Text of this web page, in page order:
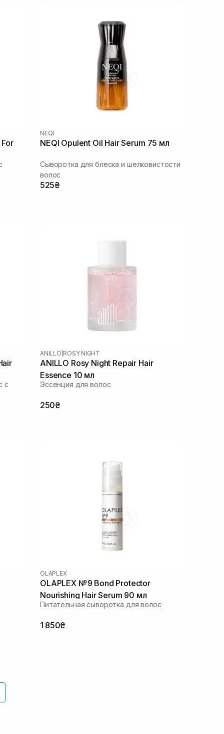
NEQI
NEQI Opulent Oil Hair Serum 75 мл
Сыворотка для блеска и шелковистости
волос
525₴
с
ANILLO ROSY NIGHT
ANILLO Rosy Night Repair Hair
Essence 10 мл
Эссенция для волос
250₴
OLAPLEX
OLAPLEX №9 Bond Protector
Nourishing Hair Serum 90 мл
Питательная сыворотка для волос
1 850₴